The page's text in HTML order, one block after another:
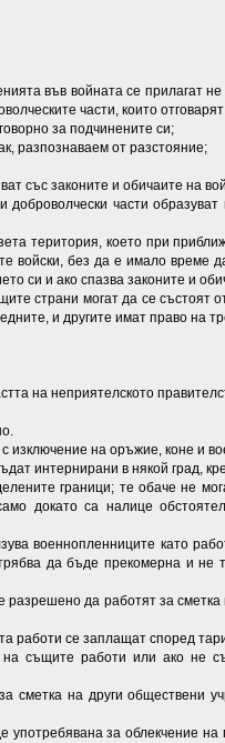
във войната се прилагат не
части, които
за подчинените си;
от разстояние;
със законите и обичаите на
части образуват
което при
войски, без да е имало време
си и ако спазва законите и
могат да се състоят от
и другите имат право на
неприятелското
на оръжие, коне и
в някой град,
граници; те обаче не
докато са налице
като
да бъде прекомерна и не
да работят за сметка
се заплащат според
същите работи или ако не
на други обществени
за облекчение на